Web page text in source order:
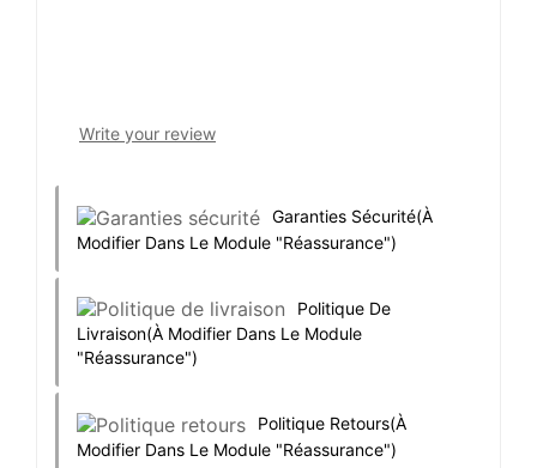
Write your review
Garanties Sécurité(à
Modifier Dans Le Module "Réassurance")
Politique De
Livraison(à Modifier Dans Le Module
"Réassurance")
Politique Retours(à
Modifier Dans Le Module "Réassurance")